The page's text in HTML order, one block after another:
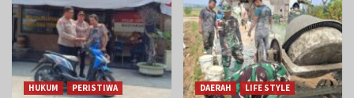
HUKUM
PERISTIWA
DAERAH
LIFE STYLE